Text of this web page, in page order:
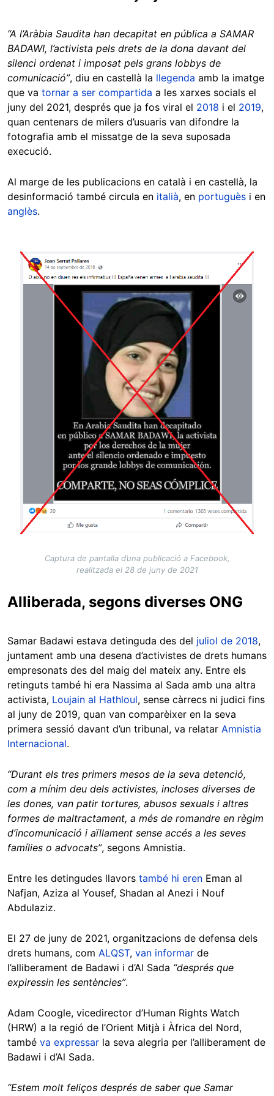
“A l’Aràbia Saudita han decapitat en pública a SAMAR
BADAWI, l’activista pels drets de la dona davant del
silenci ordenat i imposat pels grans lobbys de
comunicació”, diu en castellà la llegenda amb la imatge
que va tornar a ser compartida a les xarxes socials el
juny del 2021, després que ja fos viral el 2018 i el 2019,
quan centenars de milers d’usuaris van difondre la
fotografia amb el missatge de la seva suposada
execució.
Al marge de les publicacions en català i en castellà, la
desinformació també circula en italià, en portuguès i en
anglès.
Image
Captura de pantalla d’una publicació a Facebook,
realitzada el 28 de juny de 2021
Alliberada, segons diverses ONG
Samar Badawi estava detinguda des del juliol de 2018,
juntament amb una desena d’activistes de drets humans
empresonats des del maig del mateix any. Entre els
retinguts també hi era Nassima al Sada amb una altra
activista, Loujain al Hathloul, sense càrrecs ni judici fins
al juny de 2019, quan van comparèixer en la seva
primera sessió davant d’un tribunal, va relatar Amnistia
Internacional.
“Durant els tres primers mesos de la seva detenció,
com a mínim deu dels activistes, incloses diverses de
les dones, van patir tortures, abusos sexuals i altres
formes de maltractament, a més de romandre en règim
d’incomunicació i aïllament sense accés a les seves
famílies o advocats”, segons Amnistia.
Entre les detingudes llavors també hi eren Eman al
Nafjan, Aziza al Yousef, Shadan al Anezi i Nouf
Abdulaziz.
El 27 de juny de 2021, organitzacions de defensa dels
drets humans, com ALQST, van informar de
l’alliberament de Badawi i d’Al Sada “després que
expiressin les sentències”.
Adam Coogle, vicedirector d’Human Rights Watch
(HRW) a la regió de l’Orient Mitjà i Àfrica del Nord,
també va expressar la seva alegria per l’alliberament de
Badawi i d’Al Sada.
“Estem molt feliços després de saber que Samar